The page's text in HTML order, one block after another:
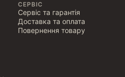
СЕРВІС
Сервіс та гарантія
Доставка та оплата
Повернення товару